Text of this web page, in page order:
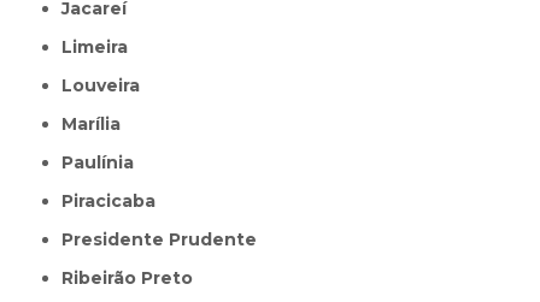
Jacareí
Limeira
Louveira
Marília
Paulínia
Piracicaba
Presidente Prudente
Ribeirão Preto